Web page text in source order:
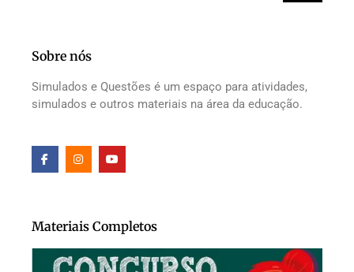
Sobre nós
Simulados e Questões é um espaço para atividades,
simulados e outros materiais na área da educação.
Materiais Completos